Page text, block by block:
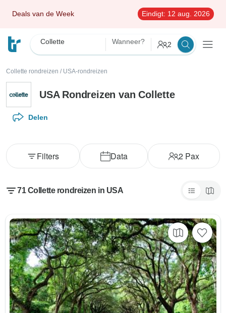
Deals van de Week Eindigt: 12 aug. 2026
Collette Wanneer? 2
Collette rondreizen / USA-rondreizen
USA Rondreizen van Collette
Delen
Data 2 Pax
Filters
71 Collette rondreizen in USA